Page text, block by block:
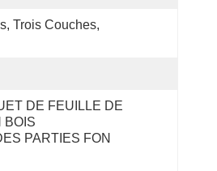
Trois Couches,
DE FEUILLE DE
BOIS
PARTIES FON